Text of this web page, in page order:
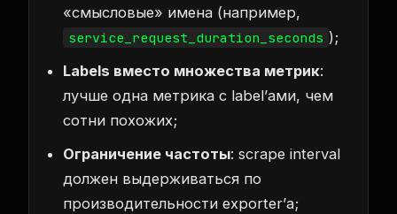
«смысловые» имена (например,
service_request_duration_seconds );
Labels вместо множества метрик:
лучше одна метрика с label’ами, чем
сотни похожих;
Ограничение частоты: scrape interval
должен выдерживаться по
производительности exporter’а;